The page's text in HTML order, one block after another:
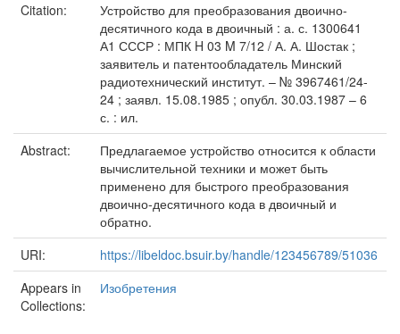
Citation:
Устройство для преобразования двоично-
десятичного кода в двоичный : а. с. 1300641
А1 СССР : МПК H 03 M 7/12 / А. А. Шостак ;
заявитель и патентообладатель Минский
радиотехнический институт. – № 3967461/24-
24 ; заявл. 15.08.1985 ; опубл. 30.03.1987 – 6
с. : ил.
Abstract:
Предлагаемое устройство относится к области
вычислительной техники и может быть
применено для быстрого преобразования
двоично-десятичного кода в двоичный и
обратно.
URI:
https://libeldoc.bsuir.by/handle/123456789/51036
Appears in
Collections:
Изобретения